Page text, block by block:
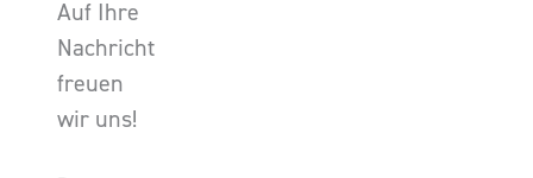
Auf Ihre
Nachricht
freuen
wir uns!